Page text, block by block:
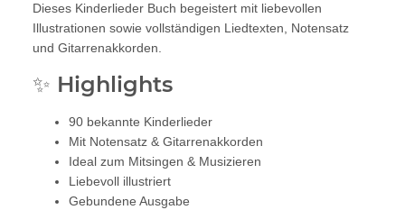
Dieses Kinderlieder Buch begeistert mit liebevollen
Illustrationen sowie vollständigen Liedtexten, Notensatz
und Gitarrenakkorden.
✨ Highlights
90 bekannte Kinderlieder
Mit Notensatz & Gitarrenakkorden
Ideal zum Mitsingen & Musizieren
Liebevoll illustriert
Gebundene Ausgabe